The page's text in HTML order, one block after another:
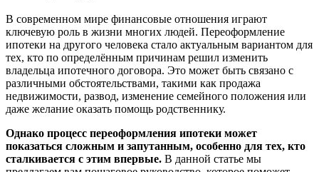
В современном мире финансовые отношения играют
ключевую роль в жизни многих людей. Переоформление
ипотеки на другого человека стало актуальным вариантом для
тех, кто по определённым причинам решил изменить
владельца ипотечного договора. Это может быть связано с
различными обстоятельствами, такими как продажа
недвижимости, развод, изменение семейного положения или
даже желание оказать помощь родственнику.
Однако процесс переоформления ипотеки может
показаться сложным и запутанным, особенно для тех, кто
сталкивается с этим впервые. В данной статье мы